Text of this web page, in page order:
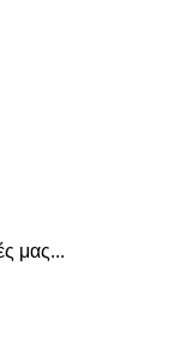
μας...